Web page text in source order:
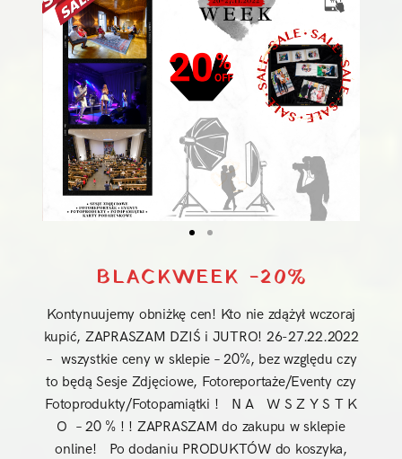
BLACKWEEK -20%
Kontynuujemy obniżkę cen! Kto nie zdążył wczoraj
kupić, ZAPRASZAM DZIŚ i JUTRO! 26-27.22.2022
– wszystkie ceny w sklepie – 20%, bez względu czy
to będą Sesje Zdjęciowe, Fotoreportaże/Eventy czy
Fotoprodukty/Fotopamiątki ! N A W S Z Y S T K
O – 20 % ! ! ZAPRASZAM do zakupu w sklepie
online! Po dodaniu PRODUKTÓW do koszyka,